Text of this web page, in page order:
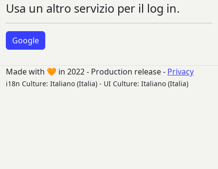
Usa un altro servizio per il log in.
Google
Made with 🧡 in 2022 - Production release - Privacy
i18n Culture: Italiano (Italia) - UI Culture: Italiano (Italia)